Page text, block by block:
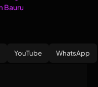
YouTube WhatsApp